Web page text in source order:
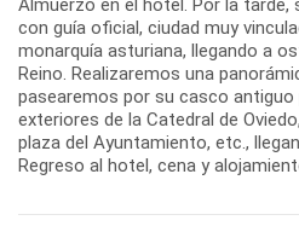
Almuerzo en el hotel. Por la tarde,
con guía oficial, ciudad muy
monarquía asturiana, llegando a
Reino. Realizaremos una
pasearemos por su casco
exteriores de la Catedral de
plaza del Ayuntamiento, etc.,